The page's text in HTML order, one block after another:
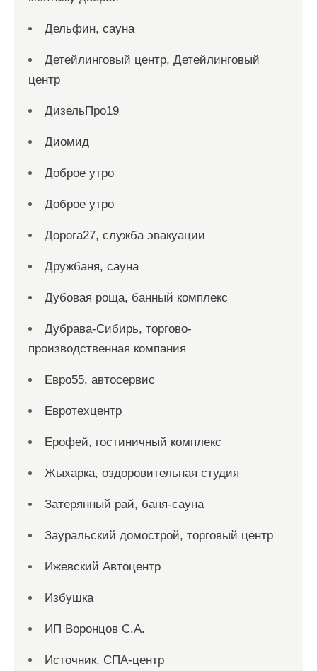
Дельфин, сауна
Детейлинговый центр, Детейлинговый
центр
ДизельПро19
Диомид
Доброе утро
Доброе утро
Дорога27, служба эвакуации
Дружбаня, сауна
Дубовая роща, банный комплекс
Дубрава-Сибирь, торгово-
производственная компания
Евро55, автосервис
Евротехцентр
Ерофей, гостиничный комплекс
Жыхарка, оздоровительная студия
Затерянный рай, баня-сауна
Зауральский домострой, торговый центр
Ижевский Автоцентр
Избушка
ИП Воронцов С.А.
Источник, СПА-центр